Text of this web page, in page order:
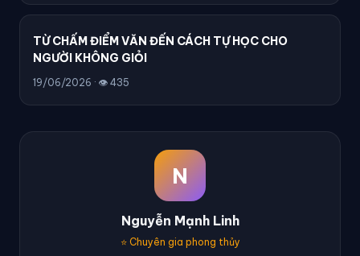
TỪ CHẤM ĐIỂM VĂN ĐẾN CÁCH TỰ HỌC CHO
NGƯỜI KHÔNG GIỎI
19/06/2026 · 👁 435
N
Nguyễn Mạnh Linh
⭐ Chuyên gia phong thủy